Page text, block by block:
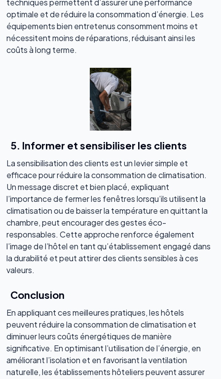
techniques permettent d’assurer une performance
optimale et de réduire la consommation d’énergie. Les
équipements bien entretenus consomment moins et
nécessitent moins de réparations, réduisant ainsi les
coûts à long terme.
5. Informer et sensibiliser les clients
La sensibilisation des clients est un levier simple et
efficace pour réduire la consommation de climatisation.
Un message discret et bien placé, expliquant
l’importance de fermer les fenêtres lorsqu’ils utilisent la
climatisation ou de baisser la température en quittant la
chambre, peut encourager des gestes éco-
responsables. Cette approche renforce également
l’image de l’hôtel en tant qu’établissement engagé dans
la durabilité et peut attirer des clients sensibles à ces
valeurs.
Conclusion
En appliquant ces meilleures pratiques, les hôtels
peuvent réduire la consommation de climatisation et
diminuer leurs coûts énergétiques de manière
significative. En optimisant l’utilisation de l’énergie, en
améliorant l’isolation et en favorisant la ventilation
naturelle, les établissements hôteliers peuvent assurer